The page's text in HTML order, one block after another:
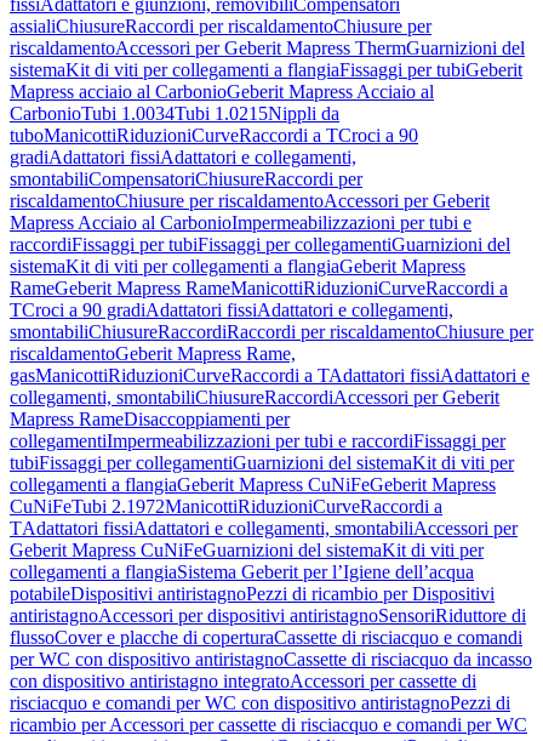
fissiAdattatori e giunzioni, removibiliCompensatori
assialiChiusureRaccordi per riscaldamentoChiusure per
riscaldamentoAccessori per Geberit Mapress ThermGuarnizioni del
sistemaKit di viti per collegamenti a flangiaFissaggi per tubiGeberit
Mapress acciaio al CarbonioGeberit Mapress Acciaio al
CarbonioTubi 1.0034Tubi 1.0215Nippli da
tuboManicottiRiduzioniCurveRaccordi a TCroci a 90
gradiAdattatori fissiAdattatori e collegamenti,
smontabiliCompensatoriChiusureRaccordi per
riscaldamentoChiusure per riscaldamentoAccessori per Geberit
Mapress Acciaio al CarbonioImpermeabilizzazioni per tubi e
raccordiFissaggi per tubiFissaggi per collegamentiGuarnizioni del
sistemaKit di viti per collegamenti a flangiaGeberit Mapress
RameGeberit Mapress RameManicottiRiduzioniCurveRaccordi a
TCroci a 90 gradiAdattatori fissiAdattatori e collegamenti,
smontabiliChiusureRaccordiRaccordi per riscaldamentoChiusure per
riscaldamentoGeberit Mapress Rame,
gasManicottiRiduzioniCurveRaccordi a TAdattatori fissiAdattatori e
collegamenti, smontabiliChiusureRaccordiAccessori per Geberit
Mapress RameDisaccoppiamenti per
collegamentiImpermeabilizzazioni per tubi e raccordiFissaggi per
tubiFissaggi per collegamentiGuarnizioni del sistemaKit di viti per
collegamenti a flangiaGeberit Mapress CuNiFeGeberit Mapress
CuNiFeTubi 2.1972ManicottiRiduzioniCurveRaccordi a
TAdattatori fissiAdattatori e collegamenti, smontabiliAccessori per
Geberit Mapress CuNiFeGuarnizioni del sistemaKit di viti per
collegamenti a flangiaSistema Geberit per l’Igiene dell’acqua
potabileDispositivi antiristagnoPezzi di ricambio per Dispositivi
antiristagnoAccessori per dispositivi antiristagnoSensoriRiduttore di
flussoCover e placche di coperturaCassette di risciacquo e comandi
per WC con dispositivo antiristagnoCassette di risciacquo da incasso
con dispositivo antiristagno integratoAccessori per cassette di
risciacquo e comandi per WC con dispositivo antiristagnoPezzi di
ricambio per Accessori per cassette di risciacquo e comandi per WC